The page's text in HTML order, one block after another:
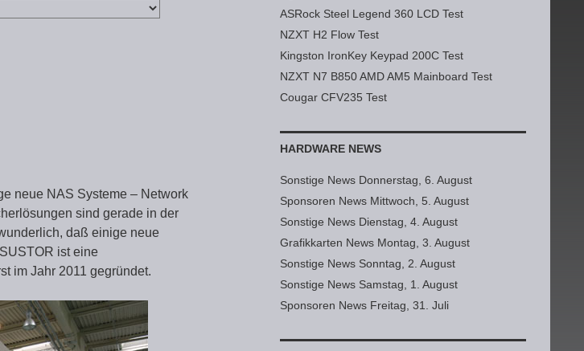
neue NAS Systeme – Network
sind gerade in der
daß einige neue
ist eine
im Jahr 2011 gegründet.
ASRock Steel Legend 360 LCD Test
NZXT H2 Flow Test
Kingston IronKey Keypad 200C Test
NZXT N7 B850 AMD AM5 Mainboard Test
Cougar CFV235 Test
HARDWARE NEWS
Sonstige News Donnerstag, 6. August
Sponsoren News Mittwoch, 5. August
Sonstige News Dienstag, 4. August
Grafikkarten News Montag, 3. August
Sonstige News Sonntag, 2. August
Sonstige News Samstag, 1. August
Sponsoren News Freitag, 31. Juli